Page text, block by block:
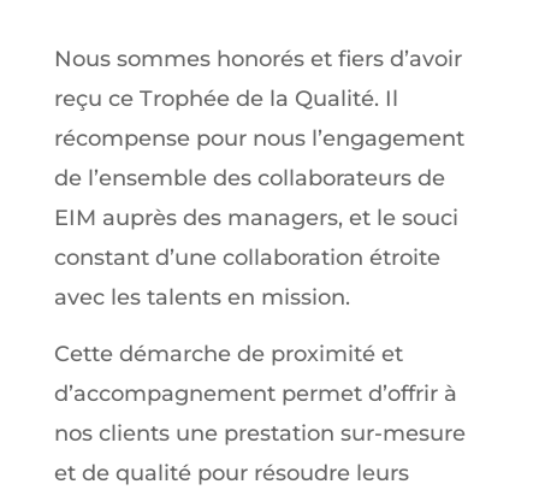
Nous sommes honorés et fiers d’avoir
reçu ce Trophée de la Qualité. Il
récompense pour nous l’engagement
de l’ensemble des collaborateurs de
EIM auprès des managers, et le souci
constant d’une collaboration étroite
avec les talents en mission.
Cette démarche de proximité et
d’accompagnement permet d’offrir à
nos clients une prestation sur-mesure
et de qualité pour résoudre leurs